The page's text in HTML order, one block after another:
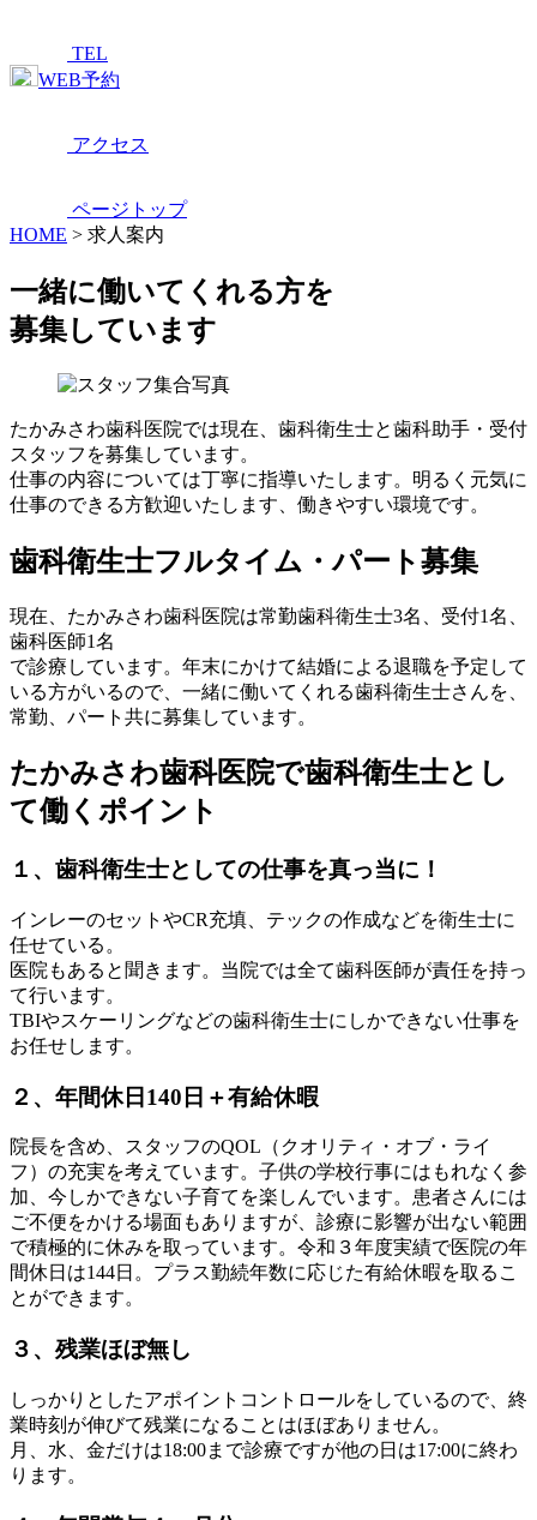
TEL
WEB予約
アクセス
ページトップ
HOME > 求人案内
一緒に働いてくれる方を
募集しています
たかみさわ歯科医院では現在、歯科衛生士と歯科助手・受付
スタッフを募集しています。
仕事の内容については丁寧に指導いたします。明るく元気に
仕事のできる方歓迎いたします、働きやすい環境です。
歯科衛生士フルタイム・パート募集
現在、たかみさわ歯科医院は常勤歯科衛生士3名、受付1名、
歯科医師1名
で診療しています。年末にかけて結婚による退職を予定して
いる方がいるので、一緒に働いてくれる歯科衛生士さんを、
常勤、パート共に募集しています。
たかみさわ歯科医院で歯科衛生士とし
て働くポイント
１、歯科衛生士としての仕事を真っ当に！
インレーのセットやCR充填、テックの作成などを衛生士に
任せている。
医院もあると聞きます。当院では全て歯科医師が責任を持っ
て行います。
TBIやスケーリングなどの歯科衛生士にしかできない仕事を
お任せします。
２、年間休日140日＋有給休暇
院長を含め、スタッフのQOL（クオリティ・オブ・ライ
フ）の充実を考えています。子供の学校行事にはもれなく参
加、今しかできない子育てを楽しんでいます。患者さんには
ご不便をかける場面もありますが、診療に影響が出ない範囲
で積極的に休みを取っています。令和３年度実績で医院の年
間休日は144日。プラス勤続年数に応じた有給休暇を取るこ
とができます。
３、残業ほぼ無し
しっかりとしたアポイントコントロールをしているので、終
業時刻が伸びて残業になることはほぼありません。
月、水、金だけは18:00まで診療ですが他の日は17:00に終わ
ります。